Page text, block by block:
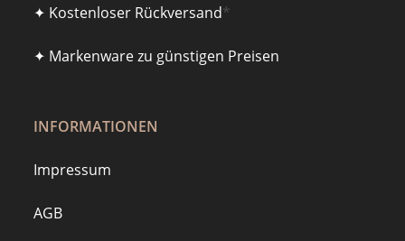
✦ Kostenloser Rückversand*
✦ Markenware zu günstigen Preisen
INFORMATIONEN
Impressum
AGB